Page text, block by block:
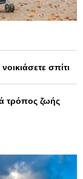
σπίτι
τρόπος ζωής